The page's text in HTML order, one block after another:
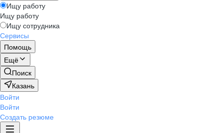
Ищу работу
Ищу работу
Ищу сотрудника
Сервисы
Помощь
Ещё
Поиск
Казань
Войти
Войти
Создать резюме